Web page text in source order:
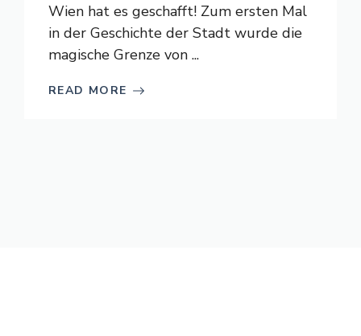
Wien hat es geschafft! Zum ersten Mal
in der Geschichte der Stadt wurde die
magische Grenze von ...
READ MORE